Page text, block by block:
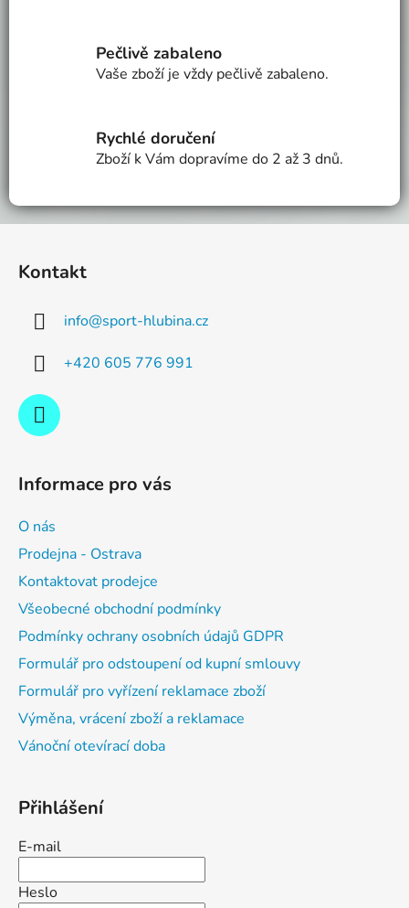
Pečlivě zabaleno
Vaše zboží je vždy pečlivě zabaleno.
Rychlé doručení
Zboží k Vám dopravíme do 2 až 3 dnů.
Kontakt
info@sport-hlubina.cz
+420 605 776 991
Informace pro vás
O nás
Prodejna - Ostrava
Kontaktovat prodejce
Všeobecné obchodní podmínky
Podmínky ochrany osobních údajů GDPR
Formulář pro odstoupení od kupní smlouvy
Formulář pro vyřízení reklamace zboží
Výměna, vrácení zboží a reklamace
Vánoční otevírací doba
Přihlášení
E-mail
Heslo